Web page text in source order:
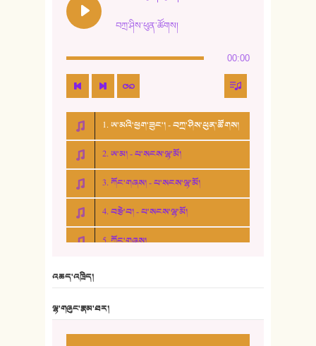
བཀྲ་ཤིས་ཕུན་ཚོགས།
00:00
1. ཨ་མའི་ཕྱག་ཟུང་། - བཀྲ་ཤིས་ཕུན་ཚོགས།
2. ཨ་མ། - པ་སངས་ལྷ་མོ།
3. ཀོང་གཞས། - པ་སངས་ལྷ་མོ།
4. བརྩེ་བ། - པ་སངས་ལྷ་མོ།
5. ཀོང་གཞས།
འཆད་འཁྲིད།
ལྷ་གཞུང་རྣམ་ཐར།